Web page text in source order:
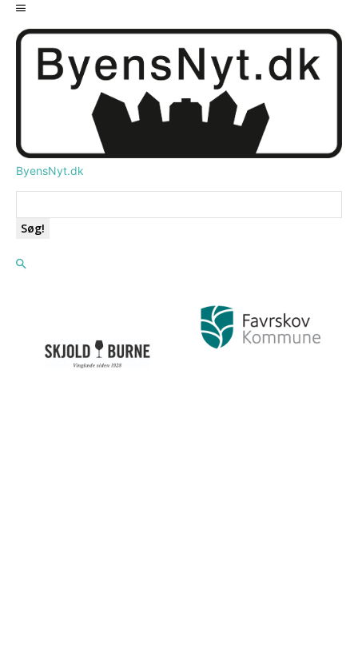
ByensNyt.dk
Søg!